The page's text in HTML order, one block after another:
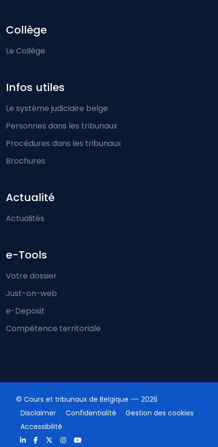
Collège
Le Collège
Infos utiles
Le système judiciaire belge
Personnes dans les tribunaux
Procédures dans les tribunaux
Brochures
Actualité
Actualités
e-Tools
Votre dossier
Just-on-web
e-Deposit
Compétence territoriale
© Cours et tribunaux de Belgique
2026
Disclaimer
Confidentialité
Gestion des cookies
Accessibilité